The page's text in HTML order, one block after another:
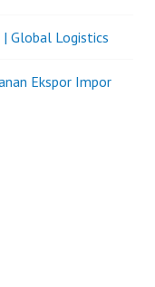
Global Logistics
Ekspor Impor